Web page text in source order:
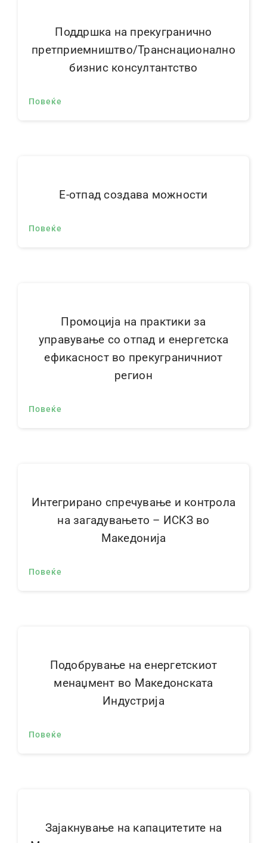
Поддршка на прекугранично
претприемништво/Транснационално
бизнис консултантство
Повеќе
E-отпад создава можности
Повеќе
Промоција на практики за
управување со отпад и енергетска
ефикасност во прекуграничниот
регион
Повеќе
Интегрирано спречување и контрола
на загадувањето – ИСКЗ во
Македонија
Повеќе
Подобрување на енергетскиот
менаџмент во Македонската
Индустрија
Повеќе
Зајакнување на капацитетите на